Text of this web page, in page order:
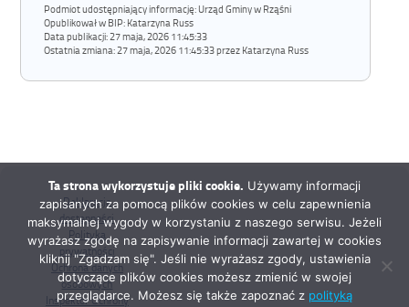
Podmiot udostępniający informację: Urząd Gminy w Rząśni
Opublikował w BIP: Katarzyna Russ
Data publikacji:27 maja, 2026 11:45:33
Ostatnia zmiana:27 maja, 2026 11:45:33 przez Katarzyna Russ
Deklaracja
dostępności
Polityka
prywatności
Ochrona danych
osobowych
Inspektor Ochrony
Ta strona wykorzystuje pliki cookie. Używamy informacji
zapisanych za pomocą plików cookies w celu zapewnienia
maksymalnej wygody w korzystaniu z naszego serwisu. Jeżeli
wyrażasz zgodę na zapisywanie informacji zawartej w cookies
kliknij "Zgadzam się". Jeśli nie wyrażasz zgody, ustawienia
dotyczące plików cookies możesz zmienić w swojej
przeglądarce. Możesz się także zapoznać z polityką